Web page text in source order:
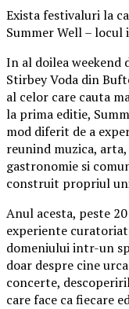
Exista festivaluri la
Summer Well – locul
In al doilea weekend
Stirbey Voda din
al celor care cauta
la prima editie,
mod diferit de a
reunind muzica,
gastronomie si
construit propriul
Anul acesta, peste
experiente
domeniului intr-un
doar despre cine
concerte,
care face ca fiecare